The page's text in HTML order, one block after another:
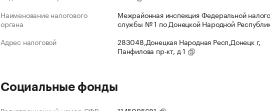
Наименование налогового
органа
Межрайонная инспекция Федеральной
службы № 1 по Донецкой Народной
Адрес налоговой
283048,Донецкая Народная Респ,Донецк г,
Панфилова пр-кт, д 1
Социальные фонды